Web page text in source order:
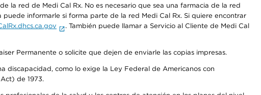
la red de Medi Cal Rx. No es necesario que sea una farmacia de la red
informarle si forma parte de la red Medi Cal Rx. Si quiere encontrar
. También puede llamar a Servicio al Cliente de Medi Cal
Permanente o solicite que dejen de enviarle las copias impresas.
discapacidad, como lo exige la Ley Federal de Americanos con
de 1973.